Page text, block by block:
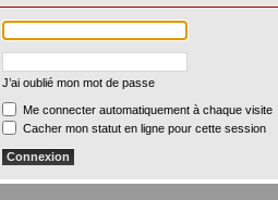
J’ai oublié mon mot de passe
Me connecter automatiquement à chaque visite
Cacher mon statut en ligne pour cette session